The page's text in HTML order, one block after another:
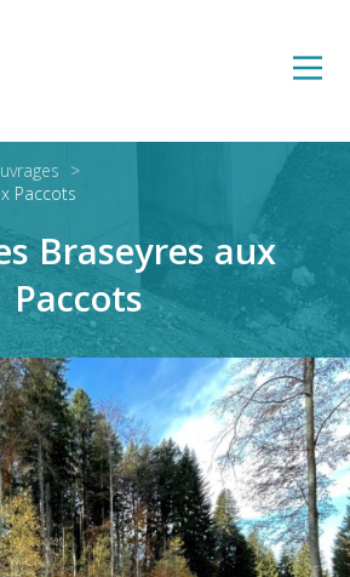
Paccots
Braseyres aux
Paccots